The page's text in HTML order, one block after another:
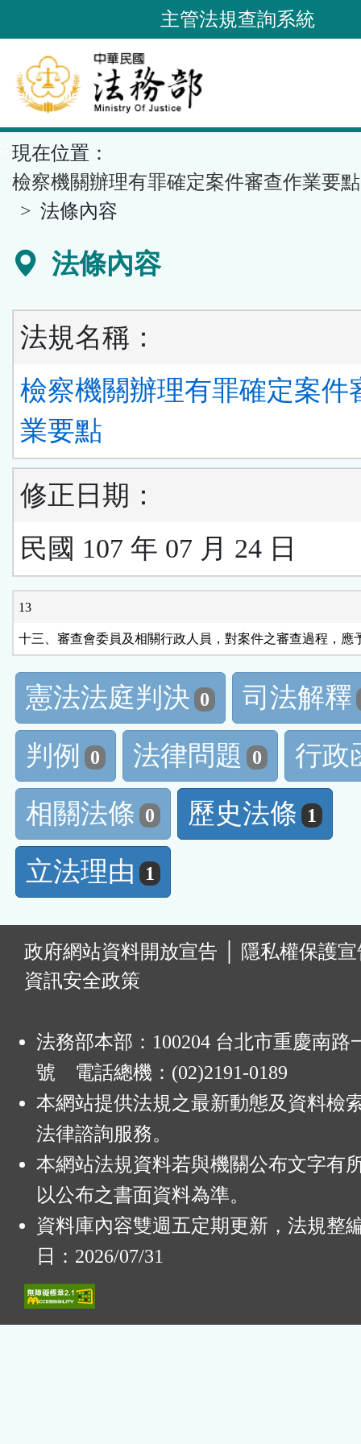
到
要
內
容
區
塊
主管法規查詢系統
現在位置：
檢察機關辦理有罪確定案件審查作業要點
法條內容
法條內容
法規名稱：
檢察機關辦理有罪確定案件
業要點
修正日期：
民國 107 年 07 月 24 日
13
十三、審查會委員及相關行政人員，對案件之審查過程，應
憲法法庭判決 0
司法解釋
判例
0 法律問題 0
行政
相關法條 0 歷史法條 1
立法理由 1
政府網站資料開放宣告
隱私權保護
資訊安全政策
法務部本部：100204 台北市重慶南路
號 電話總機：(02)2191-0189
本網站提供法規之最新動態及資料檢
法律諮詢服務。
本網站法規資料若與機關公布文字有
以公布之書面資料為準。
資料庫內容雙週五定期更新，法規整
日：2026/07/31